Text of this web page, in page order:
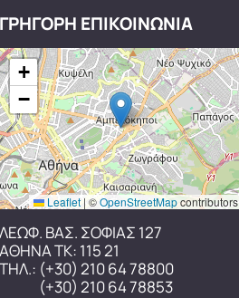
ΓΡΗΓΟΡΗ ΕΠΙΚΟΙΝΩΝΙΑ
+
−
Leaflet | ©OpenStreetMapcontributors
ΛΕΩΦ. ΒΑΣ. ΣΟΦΙΑΣ 127
ΑΘΗΝΑ ΤΚ: 115 21
ΤΗΛ.: (+30) 210 64 78800
(+30) 210 64 78853